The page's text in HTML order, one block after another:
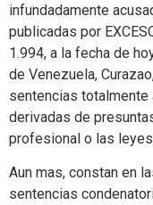
infundadamente
publicadas por
1.994, a la fecha de
de Venezuela,
sentencias
derivadas de
profesional o las leyes
Aun mas, constan en
sentencias